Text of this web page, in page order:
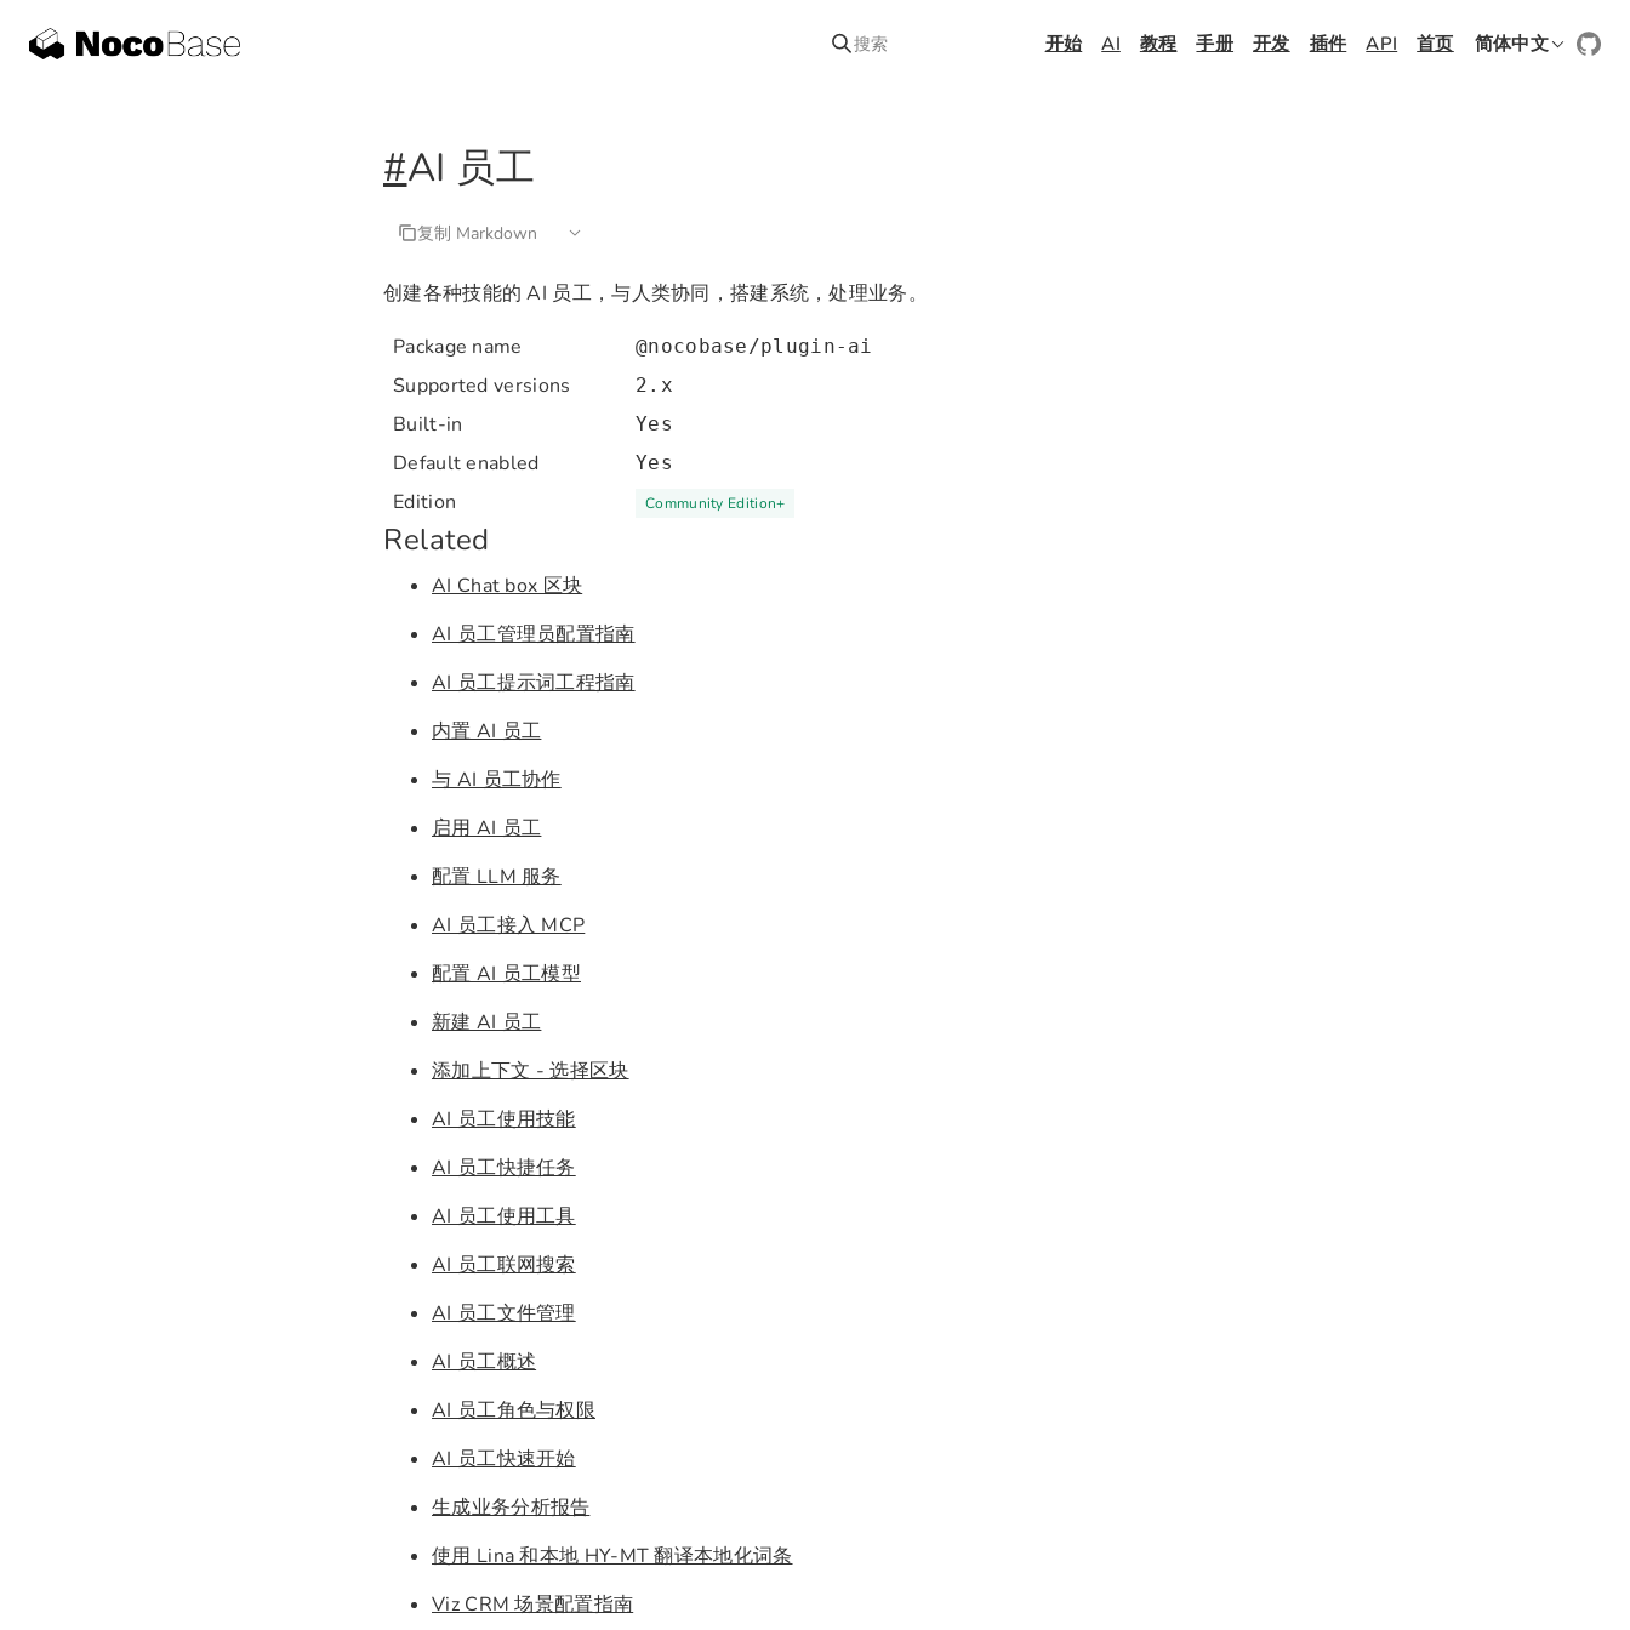
搜索 开始 AI 教程 手册 开发 插件 API 首页 简体中文
#AI 员工
复制 Markdown
创建各种技能的 AI 员工，与人类协同，搭建系统，处理业务。
Package name
@nocobase/plugin-ai
Supported versions 2.x
Built-in Yes
Default enabled Yes
Edition Community Edition+
Related
AI Chat box 区块
AI 员工管理员配置指南
AI 员工提示词工程指南
内置 AI 员工
与 AI 员工协作
启用 AI 员工
配置 LLM 服务
AI 员工接入 MCP
配置 AI 员工模型
新建 AI 员工
添加上下文 - 选择区块
AI 员工使用技能
AI 员工快捷任务
AI 员工使用工具
AI 员工联网搜索
AI 员工文件管理
AI 员工概述
AI 员工角色与权限
AI 员工快速开始
生成业务分析报告
使用 Lina 和本地 HY-MT 翻译本地化词条
Viz CRM 场景配置指南